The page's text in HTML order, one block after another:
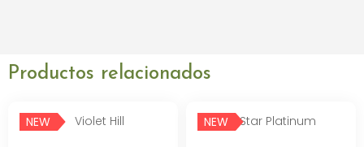
Productos relacionados
NEW NEW